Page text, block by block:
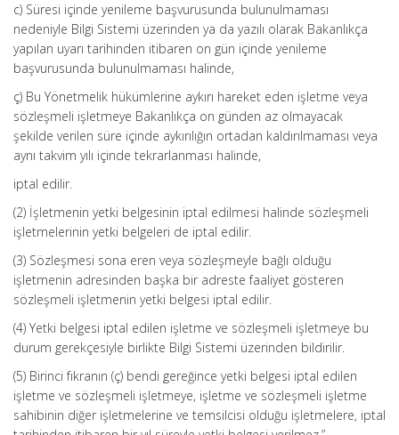
c) Süresi içinde yenileme başvurusunda bulunulmaması
nedeniyle Bilgi Sistemi üzerinden ya da yazılı olarak Bakanlıkça
yapılan uyarı tarihinden itibaren on gün içinde yenileme
başvurusunda bulunulmaması halinde,
ç) Bu Yönetmelik hükümlerine aykırı hareket eden işletme veya
sözleşmeli işletmeye Bakanlıkça on günden az olmayacak
şekilde verilen süre içinde aykırılığın ortadan kaldırılmaması veya
aynı takvim yılı içinde tekrarlanması halinde,
iptal edilir.
(2) İşletmenin yetki belgesinin iptal edilmesi halinde sözleşmeli
işletmelerinin yetki belgeleri de iptal edilir.
(3) Sözleşmesi sona eren veya sözleşmeyle bağlı olduğu
işletmenin adresinden başka bir adreste faaliyet gösteren
sözleşmeli işletmenin yetki belgesi iptal edilir.
(4) Yetki belgesi iptal edilen işletme ve sözleşmeli işletmeye bu
durum gerekçesiyle birlikte Bilgi Sistemi üzerinden bildirilir.
(5) Birinci fıkranın (ç) bendi gereğince yetki belgesi iptal edilen
işletme ve sözleşmeli işletmeye, işletme ve sözleşmeli işletme
sahibinin diğer işletmelerine ve temsilcisi olduğu işletmelere, iptal